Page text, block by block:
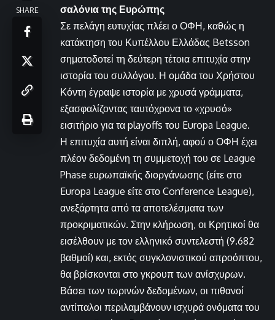
SHARE
σαλόνια της Ευρώπης
Σε πελάγη ευτυχίας πλέει ο ΟΦΗ, καθώς η
κατάκτηση του Κυπέλλου Ελλάδας Betsson
σηματοδοτεί τη δεύτερη τέτοια επιτυχία στην
ιστορία του συλλόγου. Η ομάδα του Χρήστου
Κόντη έγραψε ιστορία με χρυσά γράμματα,
εξασφαλίζοντας ταυτόχρονα το «χρυσό»
εισιτήριο για τα playoffs του Europa League.
Η επιτυχία αυτή είναι διπλή, αφού ο ΟΦΗ έχει
πλέον δεδομένη τη συμμετοχή του σε League
Phase ευρωπαϊκής διοργάνωσης (είτε στο
Europa League είτε στο Conference League),
ανεξάρτητα από τα αποτελέσματα των
προκριματικών. Στην κλήρωση, οι Κρητικοί θα
εισέλθουν με τον ελληνικό συντελεστή (9.682
βαθμοί) και, εκτός συγκλονιστικού απροόπτου,
θα βρίσκονται στο γκρουπ των ανίσχυρων.
Βάσει των τωρινών δεδομένων, οι πιθανοί
αντίπαλοι περιλαμβάνουν ισχυρά ονόματα του